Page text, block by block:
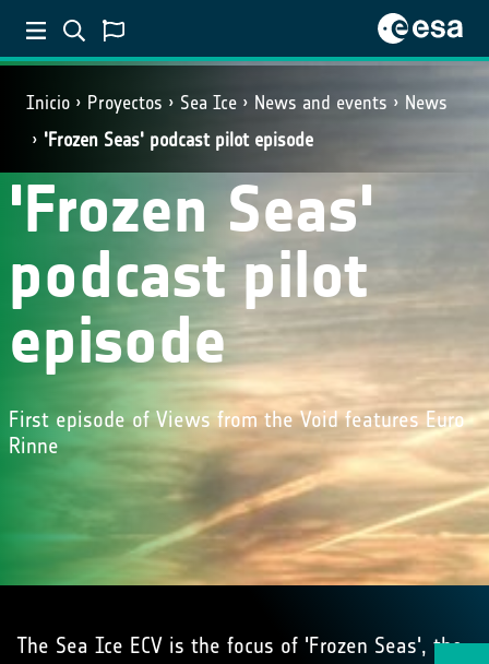
Inicio Proyectos Sea Ice News and events
News
'Frozen Seas' podcast pilot episode
'Frozen Seas'
podcast pilot
episode
First episode of Views from the Void features Euro
Rinne
The Sea Ice ECV is the focus of 'Frozen Seas', the